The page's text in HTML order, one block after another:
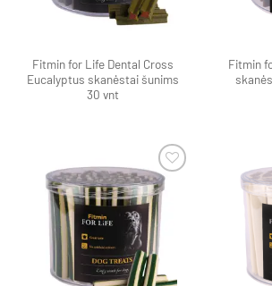
Fitmin for Life Dental Cross
Eucalyptus skanėstai šunims
30 vnt
Fitmin
Pamėgti
produktą